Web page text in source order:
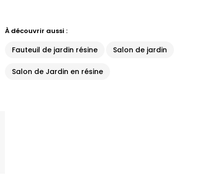
À découvrir aussi :
Fauteuil de jardin résine Salon de jardin
Salon de Jardin en résine